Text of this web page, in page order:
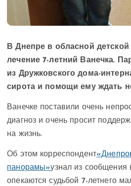
В Днепре в обласной
лечение 7-летний Ванечка.
из Дружковского дома-
сирота и помощи ему ждать
Ванечке поставили очень
диагноз и очень просит
на жизнь.
Об этом корреспондент
панорамы»узнал из сообщения
опекаются судьбой 7-летнего